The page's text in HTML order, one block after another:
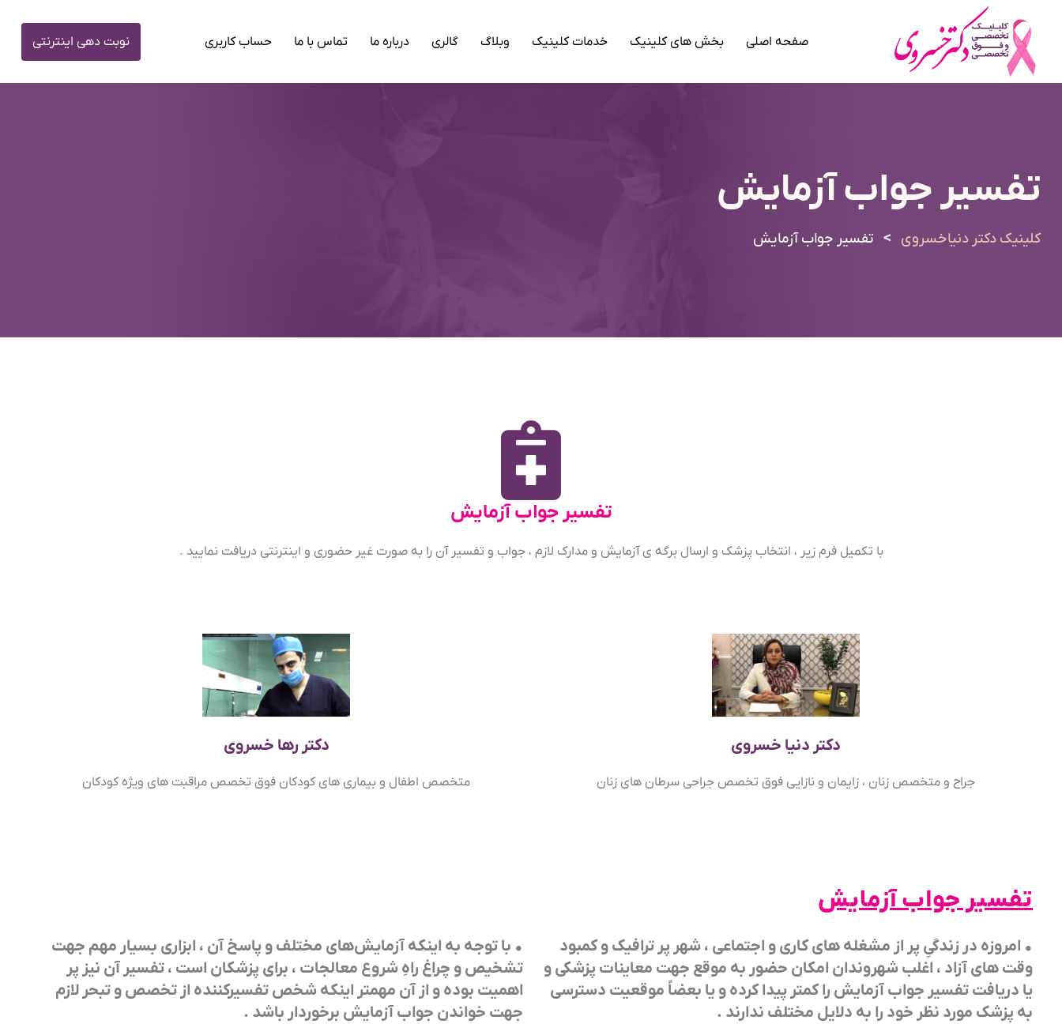
صفحه اصلی بخش های کلینیک خدمات کلینیک وبلاگ گالری درباره ما تماس با ما حساب کاربری نوبت دهی اینترنتی
تفسیر جواب آزمایش
کلینیک دکتر دنیاخسروی > تفسیر جواب آزمایش
تفسیر جواب آزمایش
با تکمیل فرم زیر ، انتخاب پزشک و ارسال برگه ی آزمایش و مدارک لازم ، جواب و تفسیر آن را به صورت غیر حضوری و اینترنتی دریافت نمایید .
دکتر دنیا خسروی
جراح و متخصص زنان ، زایمان و نازایی فوق تخصص جراحی سرطان های زنان
دکتر رها خسروی
متخصص اطفال و بیماری های کودکان فوق تخصص مراقبت های ویژه کودکان
تفسیر جواب آزمایش
• امروزه در زندگیِ پر از مشغله های کاری و اجتماعی ، شهر پر ترافیک و کمبود
وقت های آزاد ، اغلب شهروندان امکان حضور به موقع جهت معاینات پزشکی و
یا دریافت تفسیر جواب آزمایش را کمتر پیدا کرده و یا بعضاً موقعیت دسترسی
به پزشک مورد نظر خود را به دلایل مختلف ندارند .
• با توجه به اینکه آزمایش‌های مختلف و پاسخ آن ، ابزاری بسیار مهم جهت
تشخیص و چراغ راهِ شروع معالجات ، برای پزشکان است ، تفسیر آن نیز پر
اهمیت بوده و از آن مهمتر اینکه شخص تفسیرکننده از تخصص و تبحر لازم
جهت خواندن جواب آزمایش برخوردار باشد .